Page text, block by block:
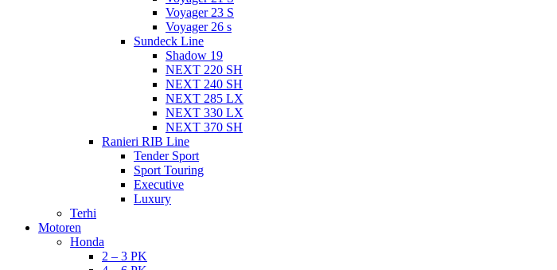
Voyager 23 S
Voyager 26 s
Sundeck Line
Shadow 19
NEXT 220 SH
NEXT 240 SH
NEXT 285 LX
NEXT 330 LX
NEXT 370 SH
Ranieri RIB Line
Tender Sport
Sport Touring
Executive
Luxury
Terhi
Motoren
Honda
2 – 3 PK